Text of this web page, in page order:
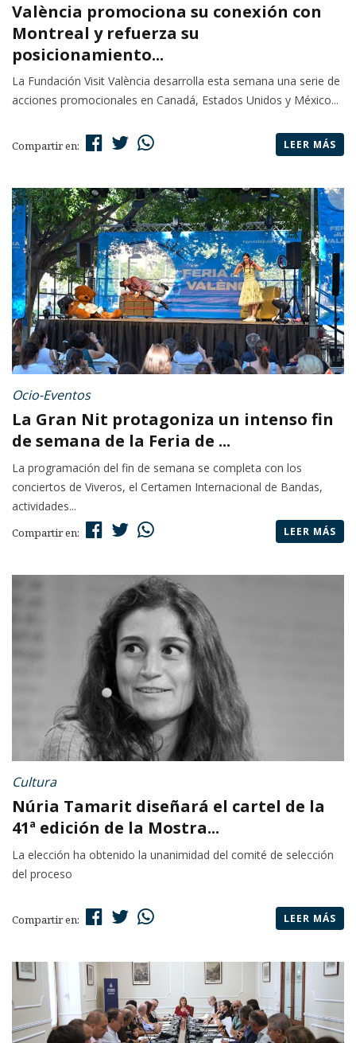
València promociona su conexión con
Montreal y refuerza su
posicionamiento...
La Fundación Visit València desarrolla esta semana una serie de
acciones promocionales en Canadá, Estados Unidos y México...
Compartir en: LEER MÁS
Ocio-Eventos
La Gran Nit protagoniza un intenso fin
de semana de la Feria de ...
La programación del fin de semana se completa con los
conciertos de Viveros, el Certamen Internacional de Bandas,
actividades...
Compartir en: LEER MÁS
Cultura
Núria Tamarit diseñará el cartel de la
41ª edición de la Mostra...
La elección ha obtenido la unanimidad del comité de selección
del proceso
Compartir en: LEER MÁS